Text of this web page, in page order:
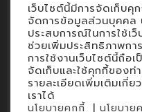
Contact
นโยบายคุกกี้
นโยบายข้อมูลส่วนบุค
เว็บไซต์นี้มีการจัดเก็บ
จัดการข้อมูลส่วนบุคคล
ประสบการณ์ในการใช้เ
ช่วยเพิ่มประสิทธิภาพกา
การใช้งานเว็บไซต์นี้ถือเ
จัดเก็บและใช้คุกกี้ของท่
รายละเอียดเพิ่มเติมเกี่
เราได้
นโยบายคุกกี้ | นโยบาย